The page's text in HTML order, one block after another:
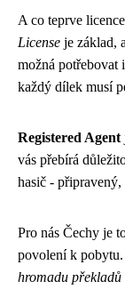
A co teprve
License je základ,
možná potřebovat
každý dílek musí
Registered Agent
vás přebírá
hasič -
Pro nás Čechy je
povolení k pobytu.
hromadu překladů